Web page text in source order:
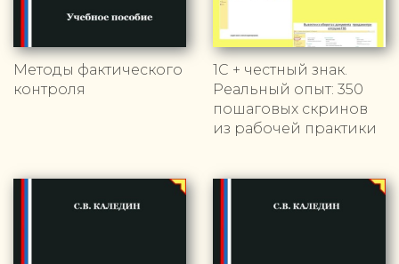
Методы фактического
контроля
1С + честный знак.
Реальный опыт: 350
пошаговых скринов
из рабочей практики